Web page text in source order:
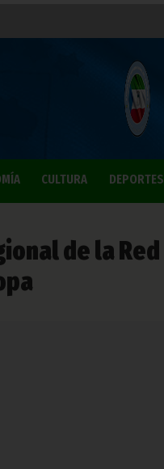
CULTURA DEPORTES
de la Red